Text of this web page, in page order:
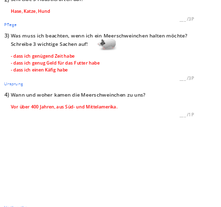
Hase, Katze, Hund
/3P
Pflege
3) Was muss ich beachten, wenn ich ein Meerschweinchen halten möchte?
Schreibe 3 wichtige Sachen auf!
- dass ich genügend Zeit habe
- dass ich genug Geld für das Futter habe
- dass ich einen Käfig habe
/3P
Ursprung
4) Wann und woher kamen die Meerschweinchen zu uns?
Vor über 400 Jahren, aus Süd- und Mittelamerika.
/1P